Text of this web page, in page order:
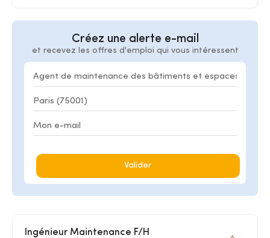
Créez une alerte e-mail
et recevez les offres d'emploi qui vous intéressent
Valider
Ingénieur Maintenance F/H